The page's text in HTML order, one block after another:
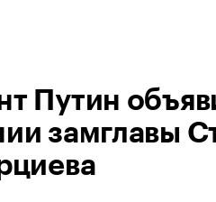
Путин
замглавы